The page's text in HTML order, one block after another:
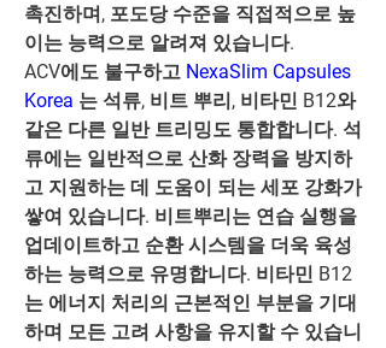
촉진하며, 포도당 수준을 직접적으로 높
이는 능력으로 알려져 있습니다.
ACV에도 불구하고 NexaSlim Capsules
Korea 는 석류, 비트 뿌리, 비타민 B12와
같은 다른 일반 트리밍도 통합합니다. 석
류에는 일반적으로 산화 장력을 방지하
고 지원하는 데 도움이 되는 세포 강화가
쌓여 있습니다. 비트뿌리는 연습 실행을
업데이트하고 순환 시스템을 더욱 육성
하는 능력으로 유명합니다. 비타민 B12
는 에너지 처리의 근본적인 부분을 기대
하며 모든 고려 사항을 유지할 수 있습니